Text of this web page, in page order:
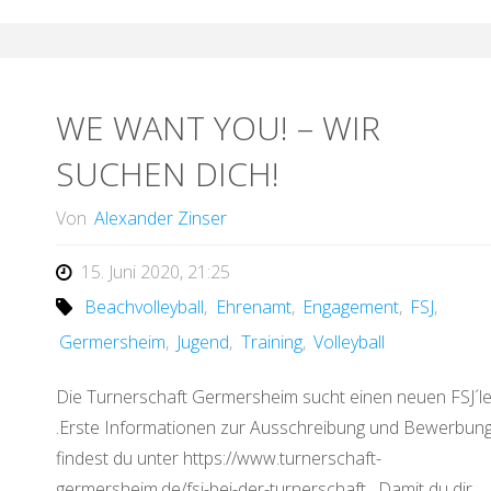
WE WANT YOU! – WIR
SUCHEN DICH!
Von Alexander Zinser
15. Juni 2020, 21:25
Beachvolleyball, Ehrenamt, Engagement, FSJ,
Germersheim, Jugend, Training, Volleyball
Die Turnerschaft Germersheim sucht einen neuen
.Erste Informationen zur Ausschreibung und
findest du unter https://www.turnerschaft-